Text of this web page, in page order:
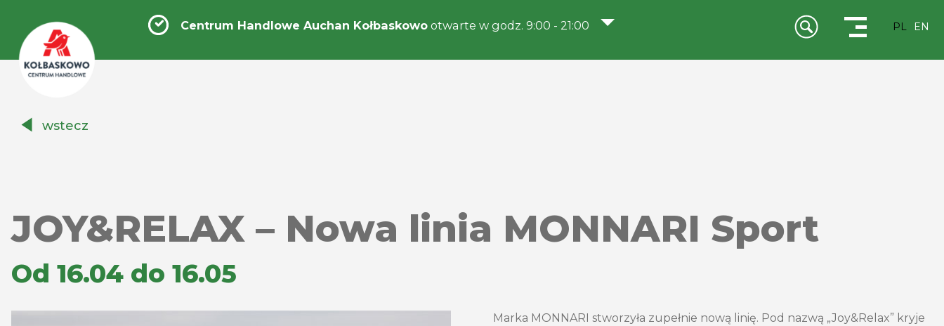
Handlowe
Centrum Handlowe Auchan Kołbaskowo otwarte w godz. 9:00 - 21:00 PL EN
wstecz
JOY&RELAX – Nowa linia MONNARI Sport
Od 16.04 do 16.05
Marka MONNARI stworzyła zupełnie nową linię. Pod nazwą „Joy&Relax” kryje